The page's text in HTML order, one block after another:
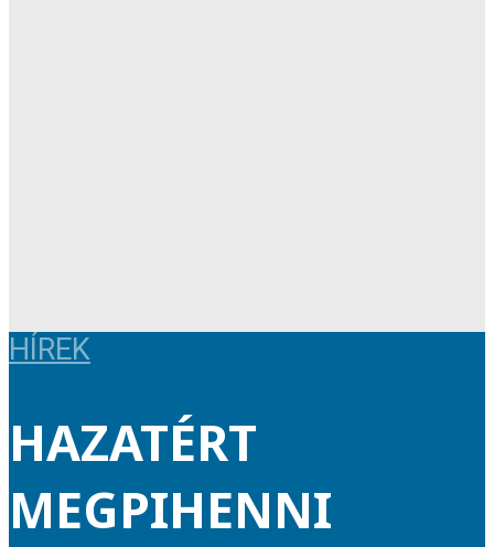
HÍREK
HAZATÉRT
MEGPIHENNI